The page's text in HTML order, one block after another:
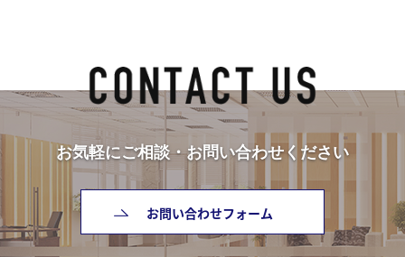
お気軽にご相談・お問い合わせください
お問い合わせフォーム